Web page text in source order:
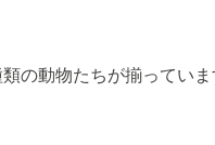
の動物たちが揃っていま